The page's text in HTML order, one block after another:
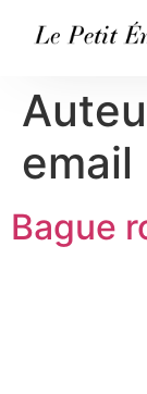
email
Bague